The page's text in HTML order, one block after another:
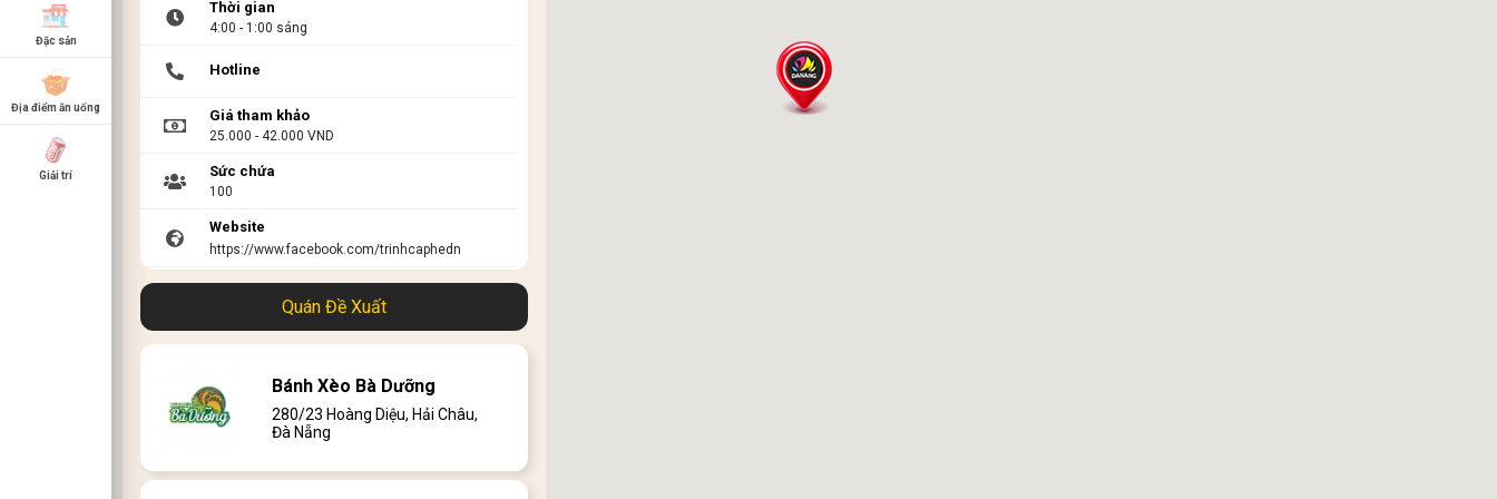
Đặc sản
Địa điểm ăn uống
Giải trí
Thời gian
4:00 - 1:00 sáng
Hotline
Giá tham khảo
25.000 - 42.000 VND
Sức chứa
100
Website
https://www.facebook.com/trinhcaphedn
Link menu
https://s.net.vn/k1N3
Quán Đề Xuất
Bánh Xèo Bà Dưỡng
280/23 Hoàng Diệu, Hải Châu,
Đà Nẵng